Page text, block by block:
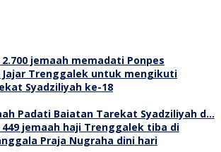
Padati Baiatan Tarekat Syadziliyah d…